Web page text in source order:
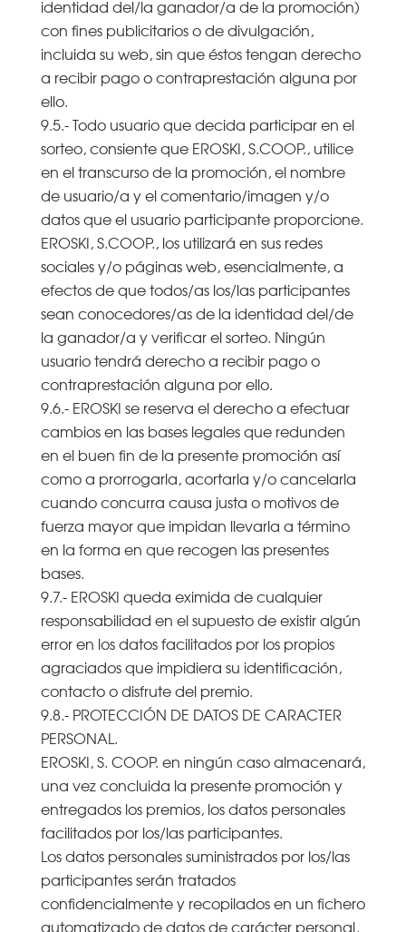
identidad del/la ganador/a de la promoción)
con fines publicitarios o de divulgación,
incluida su web, sin que éstos tengan derecho
a recibir pago o contraprestación alguna por
ello.
9.5.- Todo usuario que decida participar en el
sorteo, consiente que EROSKI, S.COOP., utilice
en el transcurso de la promoción, el nombre
de usuario/a y el comentario/imagen y/o
datos que el usuario participante proporcione.
EROSKI, S.COOP., los utilizará en sus redes
sociales y/o páginas web, esencialmente, a
efectos de que todos/as los/las participantes
sean conocedores/as de la identidad del/de
la ganador/a y verificar el sorteo. Ningún
usuario tendrá derecho a recibir pago o
contraprestación alguna por ello.
9.6.- EROSKI se reserva el derecho a efectuar
cambios en las bases legales que redunden
en el buen fin de la presente promoción así
como a prorrogarla, acortarla y/o cancelarla
cuando concurra causa justa o motivos de
fuerza mayor que impidan llevarla a término
en la forma en que recogen las presentes
bases.
9.7.- EROSKI queda eximida de cualquier
responsabilidad en el supuesto de existir algún
error en los datos facilitados por los propios
agraciados que impidiera su identificación,
contacto o disfrute del premio.
9.8.- PROTECCIÓN DE DATOS DE CARACTER
PERSONAL.
EROSKI, S. COOP. en ningún caso almacenará,
una vez concluida la presente promoción y
entregados los premios, los datos personales
facilitados por los/las participantes.
Los datos personales suministrados por los/las
participantes serán tratados
confidencialmente y recopilados en un fichero
automatizado de datos de carácter personal,